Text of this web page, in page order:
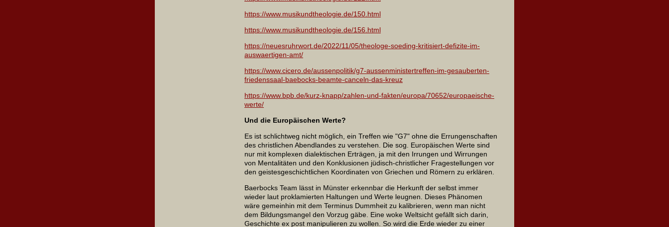
https://www.musikundtheologie.de/150.html
https://www.musikundtheologie.de/156.html
https://neuesruhrwort.de/2022/11/05/theologe-soeding-kritisiert-defizite-im-
auswaertigen-amt/
https://www.cicero.de/aussenpolitik/g7-aussenministertreffen-im-gesauberten-
friedenssaal-baebocks-beamte-canceln-das-kreuz
https://www.bpb.de/kurz-knapp/zahlen-und-fakten/europa/70652/europaeische-
werte/
Und die Europäischen Werte?
Es ist schlichtweg nicht möglich, ein Treffen wie "G7" ohne die Errungenschaften
des christlichen Abendlandes zu verstehen. Die sog. Europäischen Werte sind
nur mit komplexen dialektischen Erträgen, ja mit den Irrungen und Wirrungen
von Mentalitäten und den Konklusionen jüdisch-christlicher Fragestellungen vor
den geistesgeschichtlichen Koordinaten von Griechen und Römern zu erklären.
Baerbocks Team lässt in Münster erkennbar die Herkunft der selbst immer
wieder laut proklamierten Haltungen und Werte leugnen. Dieses Phänomen
wäre gemeinhin mit dem Terminus Dummheit zu kalibrieren, wenn man nicht
dem Bildungsmangel den Vorzug gäbe. Eine woke Weltsicht gefällt sich darin,
Geschichte ex post manipulieren zu wollen. So wird die Erde wieder zu einer